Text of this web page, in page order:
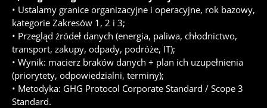
• Ustalamy granice organizacyjne i operacyjne, rok bazowy,
kategorie Zakresów 1, 2 i 3;
• Przegląd źródeł danych (energia, paliwa, chłodnictwo,
transport, zakupy, odpady, podróże, IT);
• Wynik: macierz braków danych + plan ich uzupełnienia
(priorytety, odpowiedzialni, terminy);
• Metodyka: GHG Protocol Corporate Standard / Scope 3
Standard.